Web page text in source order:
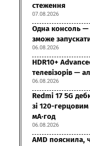
стеження
07.08.2026
Одна консоль —
зможе
06.08.2026
HDR10+
телевізорів —
06.08.2026
Redmi 17 5G
зі 120-
мА·год
06.08.2026
AMD пояснила,